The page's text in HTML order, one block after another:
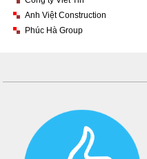
Anh Việt Construction
Phúc Hà Group